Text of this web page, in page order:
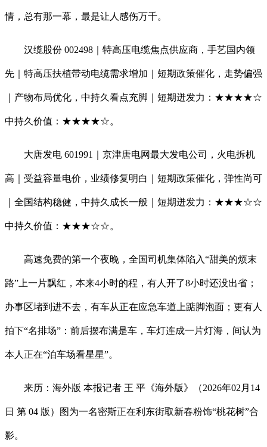
情，总有那一幕，最是让人感伤万千。
汉缆股份 002498｜特高压电缆焦点供应商，手艺国内领
先｜特高压扶植带动电缆需求增加｜短期政策催化，走势偏强
｜产物布局优化，中持久看点充脚｜短期迸发力：★★★★☆
中持久价值：★★★★☆。
大唐发电 601991｜京津唐电网最大发电公司，火电拆机
高｜受益容量电价，业绩修复明白｜短期政策催化，弹性尚可
｜全国结构稳健，中持久成长一般｜短期迸发力：★★★☆☆
中持久价值：★★★☆☆。
高速免费的第一个夜晚，全国司机集体陷入“甜美的烦末
路”上一片飘红，本来4小时的程，有人开了8小时还没出省；
办事区堵到进不去，有车从正在应急车道上踮脚泡面；更有人
拍下“名排场”：前后摆布满是车，车灯连成一片灯海，间认为
本人正在“泊车场看星星”。
来历：海外版 本报记者 王 平《海外版》（2026年02月14
日 第 04 版）图为一名密斯正在利东街取新春粉饰“桃花树”合
影。